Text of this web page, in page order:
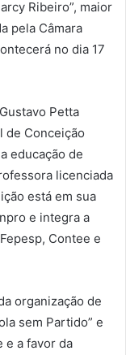
Ribeiro”, maior
pela Câmara
no dia 17
Petta
de Conceição
educação de
licenciada
está em sua
e integra a
Contee e
organização de
sem Partido” e
e a favor da